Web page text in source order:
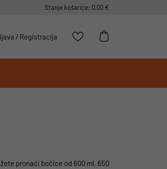
Stanje košarice: 0,00 €
/ Registracija
pronaći bočice od 600 ml, 650